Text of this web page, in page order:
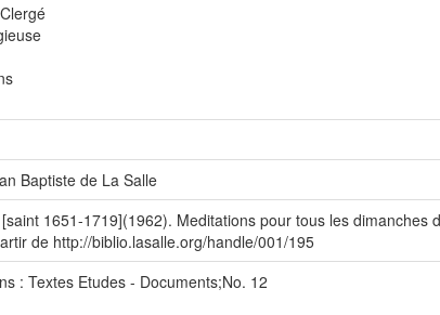
Baptiste de La Salle
1651-1719](1962). Meditations pour tous les
de http://biblio.lasalle.org/handle/001/195
: Textes Etudes - Documents;No. 12